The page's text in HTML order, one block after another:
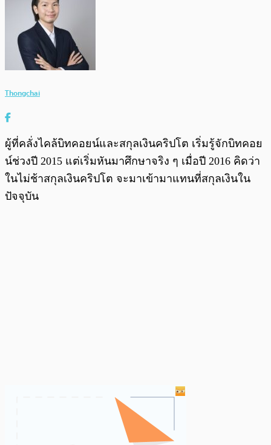
Thongchai
ผู้ที่คลั่งไคล้บิทคอยน์และสกุลเงินคริปโต เริ่มรู้จักบิทคอย
น์ช่วงปี 2015 แต่เริ่มหันมาศึกษาจริง ๆ เมื่อปี 2016 คิดว่า
ในไม่ช้าสกุลเงินคริปโต จะมาเข้ามาแทนที่สกุลเงินใน
ปัจจุบัน